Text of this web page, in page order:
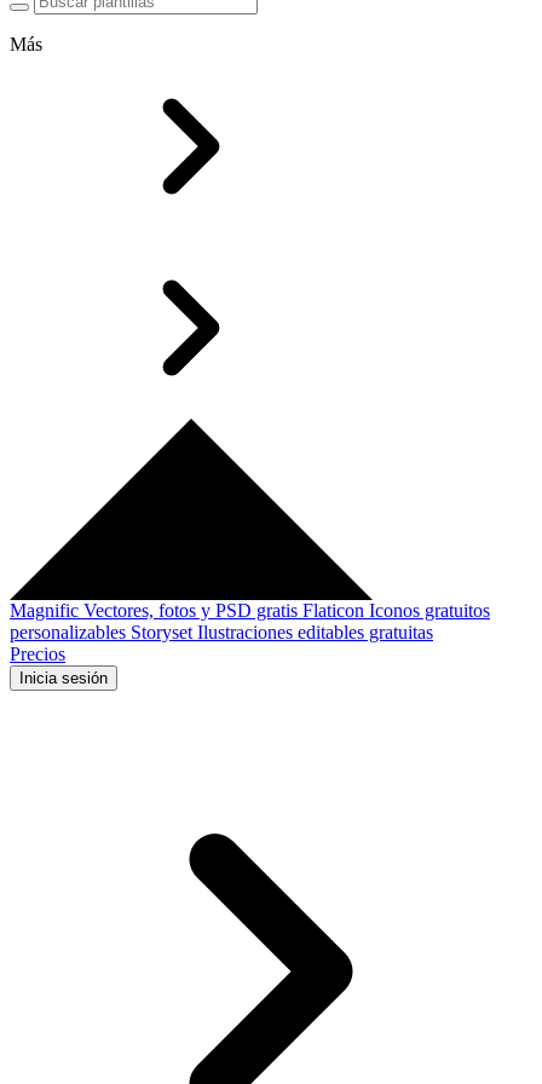
Más
Magnific Vectores, fotos y PSD gratis Flaticon Iconos gratuitos
personalizables Storyset Ilustraciones editables gratuitas
Precios
Inicia sesión